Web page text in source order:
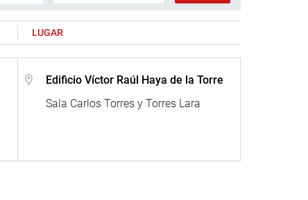
LUGAR
Edificio Víctor Raúl Haya de la Torre
Sala Carlos Torres y Torres Lara